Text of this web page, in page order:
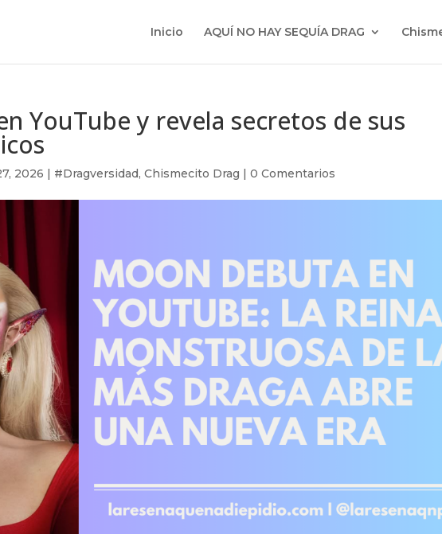
Inicio AQUÍ NO HAY SEQUÍA DRAG
YouTube y revela secretos de sus
2026 | #Dragversidad,Chismecito Drag |0 Comentarios